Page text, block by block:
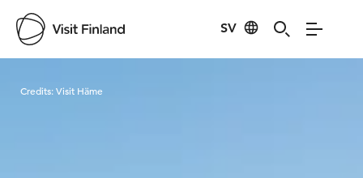
SV
Credits:Visit Häme